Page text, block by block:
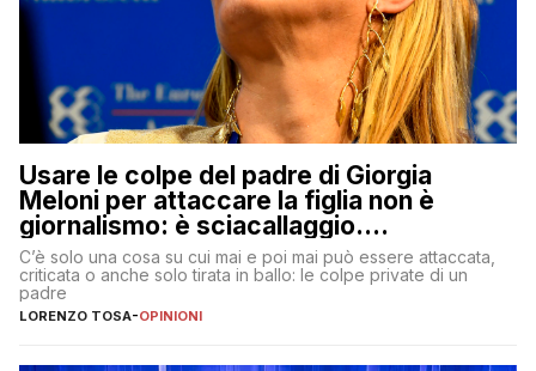
Usare le colpe del padre di Giorgia
Meloni per attaccare la figlia non è
giornalismo: è sciacallaggio.
Dimostriamo di essere diversi
C’è solo una cosa su cui mai e poi mai può essere attaccata,
criticata o anche solo tirata in ballo: le colpe private di un
padre
LORENZO TOSA-OPINIONI